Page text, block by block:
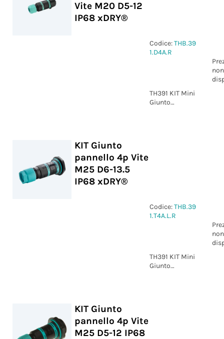
Vite M20 D5-12
IP68 xDRY®
Codice:THB.39
1.D4A.R
non
TH391 KIT Mini
Giunto
KIT Giunto
pannello 4p Vite
M25 D6-13.5
IP68 xDRY®
Codice:THB.39
1.T4A.L.R
non
TH391 KIT Mini
Giunto
KIT Giunto
pannello 4p Vite
M25 D5-12 IP68